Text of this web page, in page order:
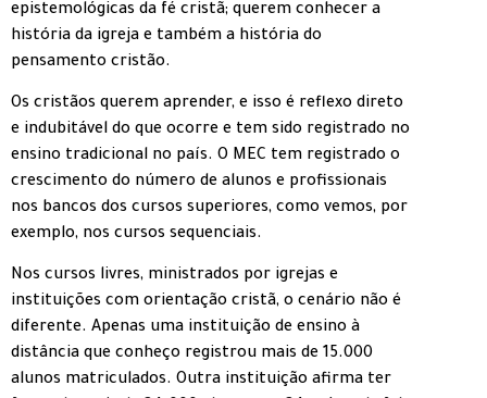
epistemológicas da fé cristã; querem conhecer a
história da igreja e também a história do
pensamento cristão.
Os cristãos querem aprender, e isso é reflexo direto
e indubitável do que ocorre e tem sido registrado no
ensino tradicional no país. O MEC tem registrado o
crescimento do número de alunos e profissionais
nos bancos dos cursos superiores, como vemos, por
exemplo, nos cursos sequenciais.
Nos cursos livres, ministrados por igrejas e
instituições com orientação cristã, o cenário não é
diferente. Apenas uma instituição de ensino à
distância que conheço registrou mais de 15.000
alunos matriculados. Outra instituição afirma ter